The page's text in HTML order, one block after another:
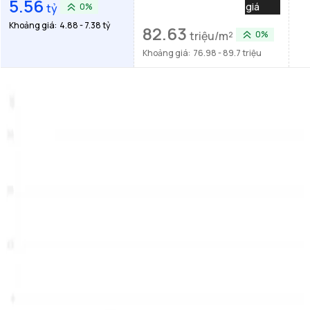
5.56 tỷ
0%
Khoảng giá: 4.88 - 7.38 tỷ
giá
82.63 triệu/m²
0%
Khoảng giá: 76.98 - 89.7 triệu